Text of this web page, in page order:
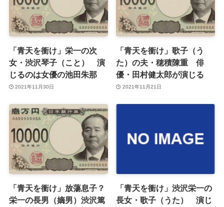
「青天を衝け」栄一の次
女・渋沢琴子（こと） 演
じるのは女優の池田朱那
2021年11月30日
「青天を衝け」歌子（う
た）の夫・穂積陳重 俳
優・田村健太郎が演じる
2021年11月21日
「青天を衝け」放蕩息子？
栄一の長男（嫡男）渋沢篤
「青天を衝け」渋沢栄一の
長女・歌子（うた） 演じ